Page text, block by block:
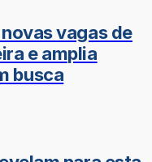
vagas de
e amplia
busca